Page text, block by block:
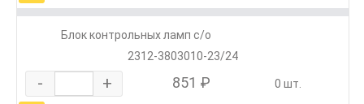
Блок контрольных ламп с/о
2312-3803010-23/24
- + 851 ₽ 0 шт.